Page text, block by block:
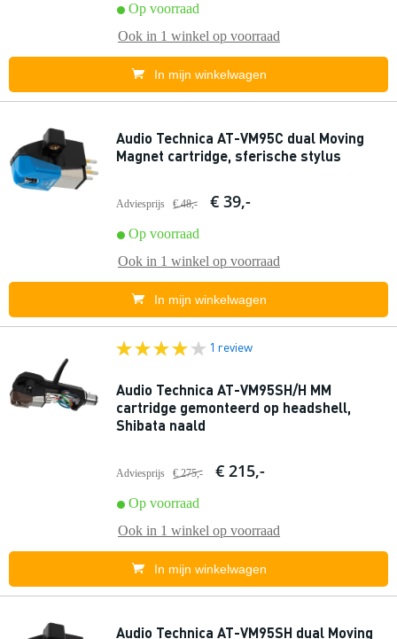
Op voorraad
Ook in 1 winkel op voorraad
In mijn winkelwagen
Audio Technica AT-VM95C dual Moving
Magnet cartridge, sferische stylus
Adviesprijs € 48,- € 39,-
Op voorraad
Ook in 1 winkel op voorraad
In mijn winkelwagen
1 review
Audio Technica AT-VM95SH/H MM
cartridge gemonteerd op headshell,
Shibata naald
Adviesprijs € 275,- € 215,-
Op voorraad
Ook in 1 winkel op voorraad
In mijn winkelwagen
Audio Technica AT-VM95SH dual Moving